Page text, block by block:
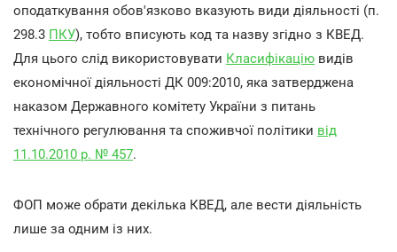
оподаткування обов'язково вказують види діяльності (п.
298.3 ПКУ), тобто вписують код та назву згідно з КВЕД.
Для цього слід використовувати Класифікацію видів
економічної діяльності ДК 009:2010, яка затверджена
наказом Державного комітету України з питань
технічного регулювання та споживчої політики від
11.10.2010 р. № 457.
ФОП може обрати декілька КВЕД, але вести діяльність
лише за одним із них.